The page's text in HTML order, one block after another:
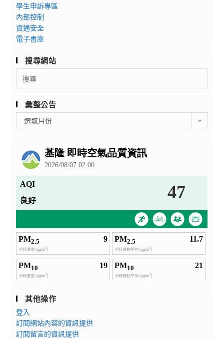
學生申訴專區
內部控制
資通安全
電子書庫
搜尋網站
Search
for:
彙整公告
整
選取月份
其他操作
登入
訂閱網站內容的資訊提供
訂閱留言的資訊提供